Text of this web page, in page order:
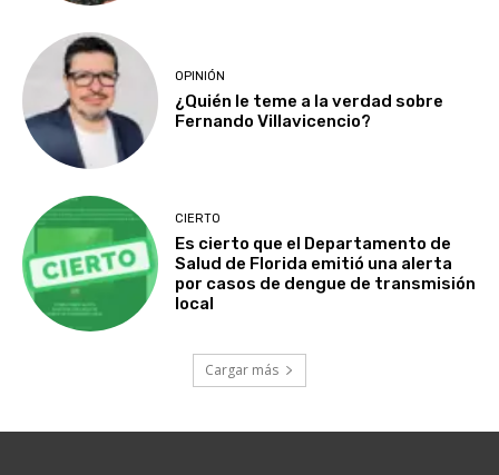
OPINIÓN
¿Quién le teme a la verdad sobre
Fernando Villavicencio?
CIERTO
Es cierto que el Departamento de
Salud de Florida emitió una alerta
por casos de dengue de transmisión
local
Cargar más